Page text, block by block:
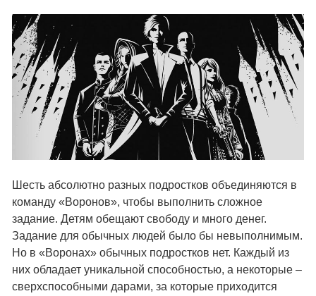
Шесть абсолютно разных подростков объединяются в
команду «Воронов», чтобы выполнить сложное
задание. Детям обещают свободу и много денег.
Задание для обычных людей было бы невыполнимым.
Но в «Воронах» обычных подростков нет. Каждый из
них обладает уникальной способностью, а некоторые –
сверхспособными дарами, за которые приходится